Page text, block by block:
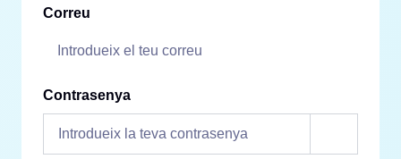
Correu
Contrasenya